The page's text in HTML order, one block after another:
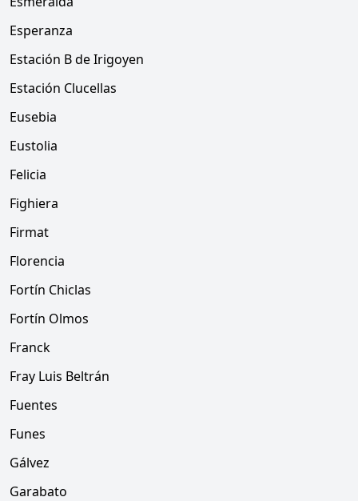
Esperanza
Estación B de Irigoyen
Estación Clucellas
Eusebia
Eustolia
Felicia
Fighiera
Firmat
Florencia
Fortín Chiclas
Fortín Olmos
Franck
Fray Luis Beltrán
Fuentes
Funes
Gálvez
Garabato